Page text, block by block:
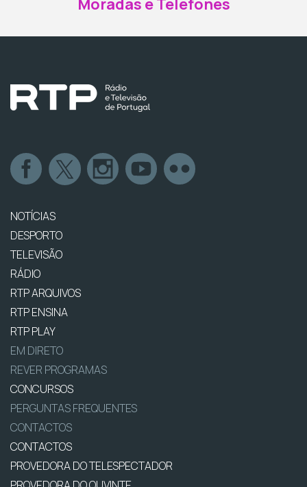
NOTÍCIAS
DESPORTO
TELEVISÃO
RÁDIO
RTP ARQUIVOS
RTP ENSINA
RTP PLAY
EM DIRETO
REVER PROGRAMAS
CONCURSOS
PERGUNTAS FREQUENTES
CONTACTOS
CONTACTOS
PROVEDORA DO TELESPECTADOR